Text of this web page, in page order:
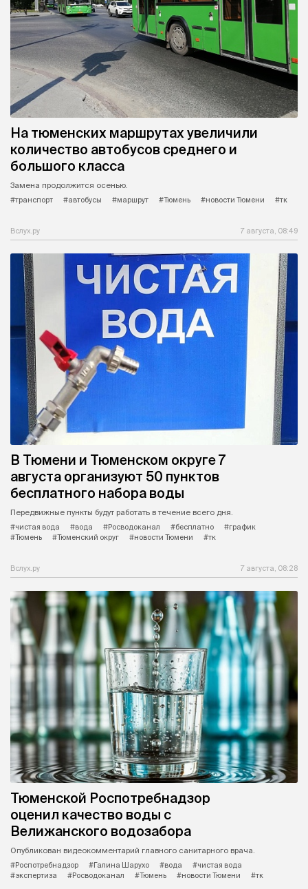
На тюменских маршрутах увеличили
количество автобусов среднего и
большого класса
Замена продолжится осенью.
#транспорт
#автобусы #маршрут #Тюмень #новости Тюмени #тк
Вслух.ру 7 августа, 08:49
В Тюмени и Тюменском округе 7
августа организуют 50 пунктов
бесплатного набора воды
Передвижные пункты будут работать в течение всего дня.
#чистая вода
#вода #Росводоканал #бесплатно
#график
#Тюмень
#Тюменский округ #новости Тюмени #тк
Вслух.ру 7 августа, 08:28
Тюменской Роспотребнадзор
оценил качество воды с
Велижанского водозабора
Опубликован видеокомментарий главного санитарного врача.
#Роспотребнадзор
#Галина Шарухо #вода
#чистая вода
#экспертиза
#Росводоканал #Тюмень #новости Тюмени #тк